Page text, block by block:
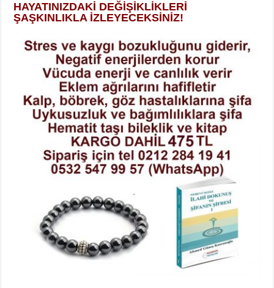
HAYATINIZDAKİ DEĞİŞİKLİKLERİ
ŞAŞKINLIKLA İZLEYECEKSİNİZ!